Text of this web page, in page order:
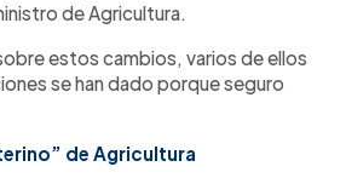
de Agricultura.
estos cambios, varios de ellos
se han dado porque seguro
de Agricultura